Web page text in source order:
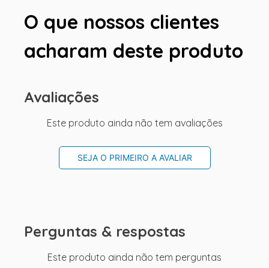
O que nossos clientes
acharam deste produto
Avaliações
Este produto ainda não tem avaliações
SEJA O PRIMEIRO A AVALIAR
Perguntas & respostas
Este produto ainda não tem perguntas